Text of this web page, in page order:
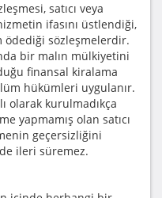
satıcı veya
ifasını üstlendiği,
ödediği sözleşmelerdir.
bir malın mülkiyetini
finansal kiralama
hükümleri uygulanır.
olarak kurulmadıkça
yapmamış olan satıcı
geçersizliğini
ileri süremez.